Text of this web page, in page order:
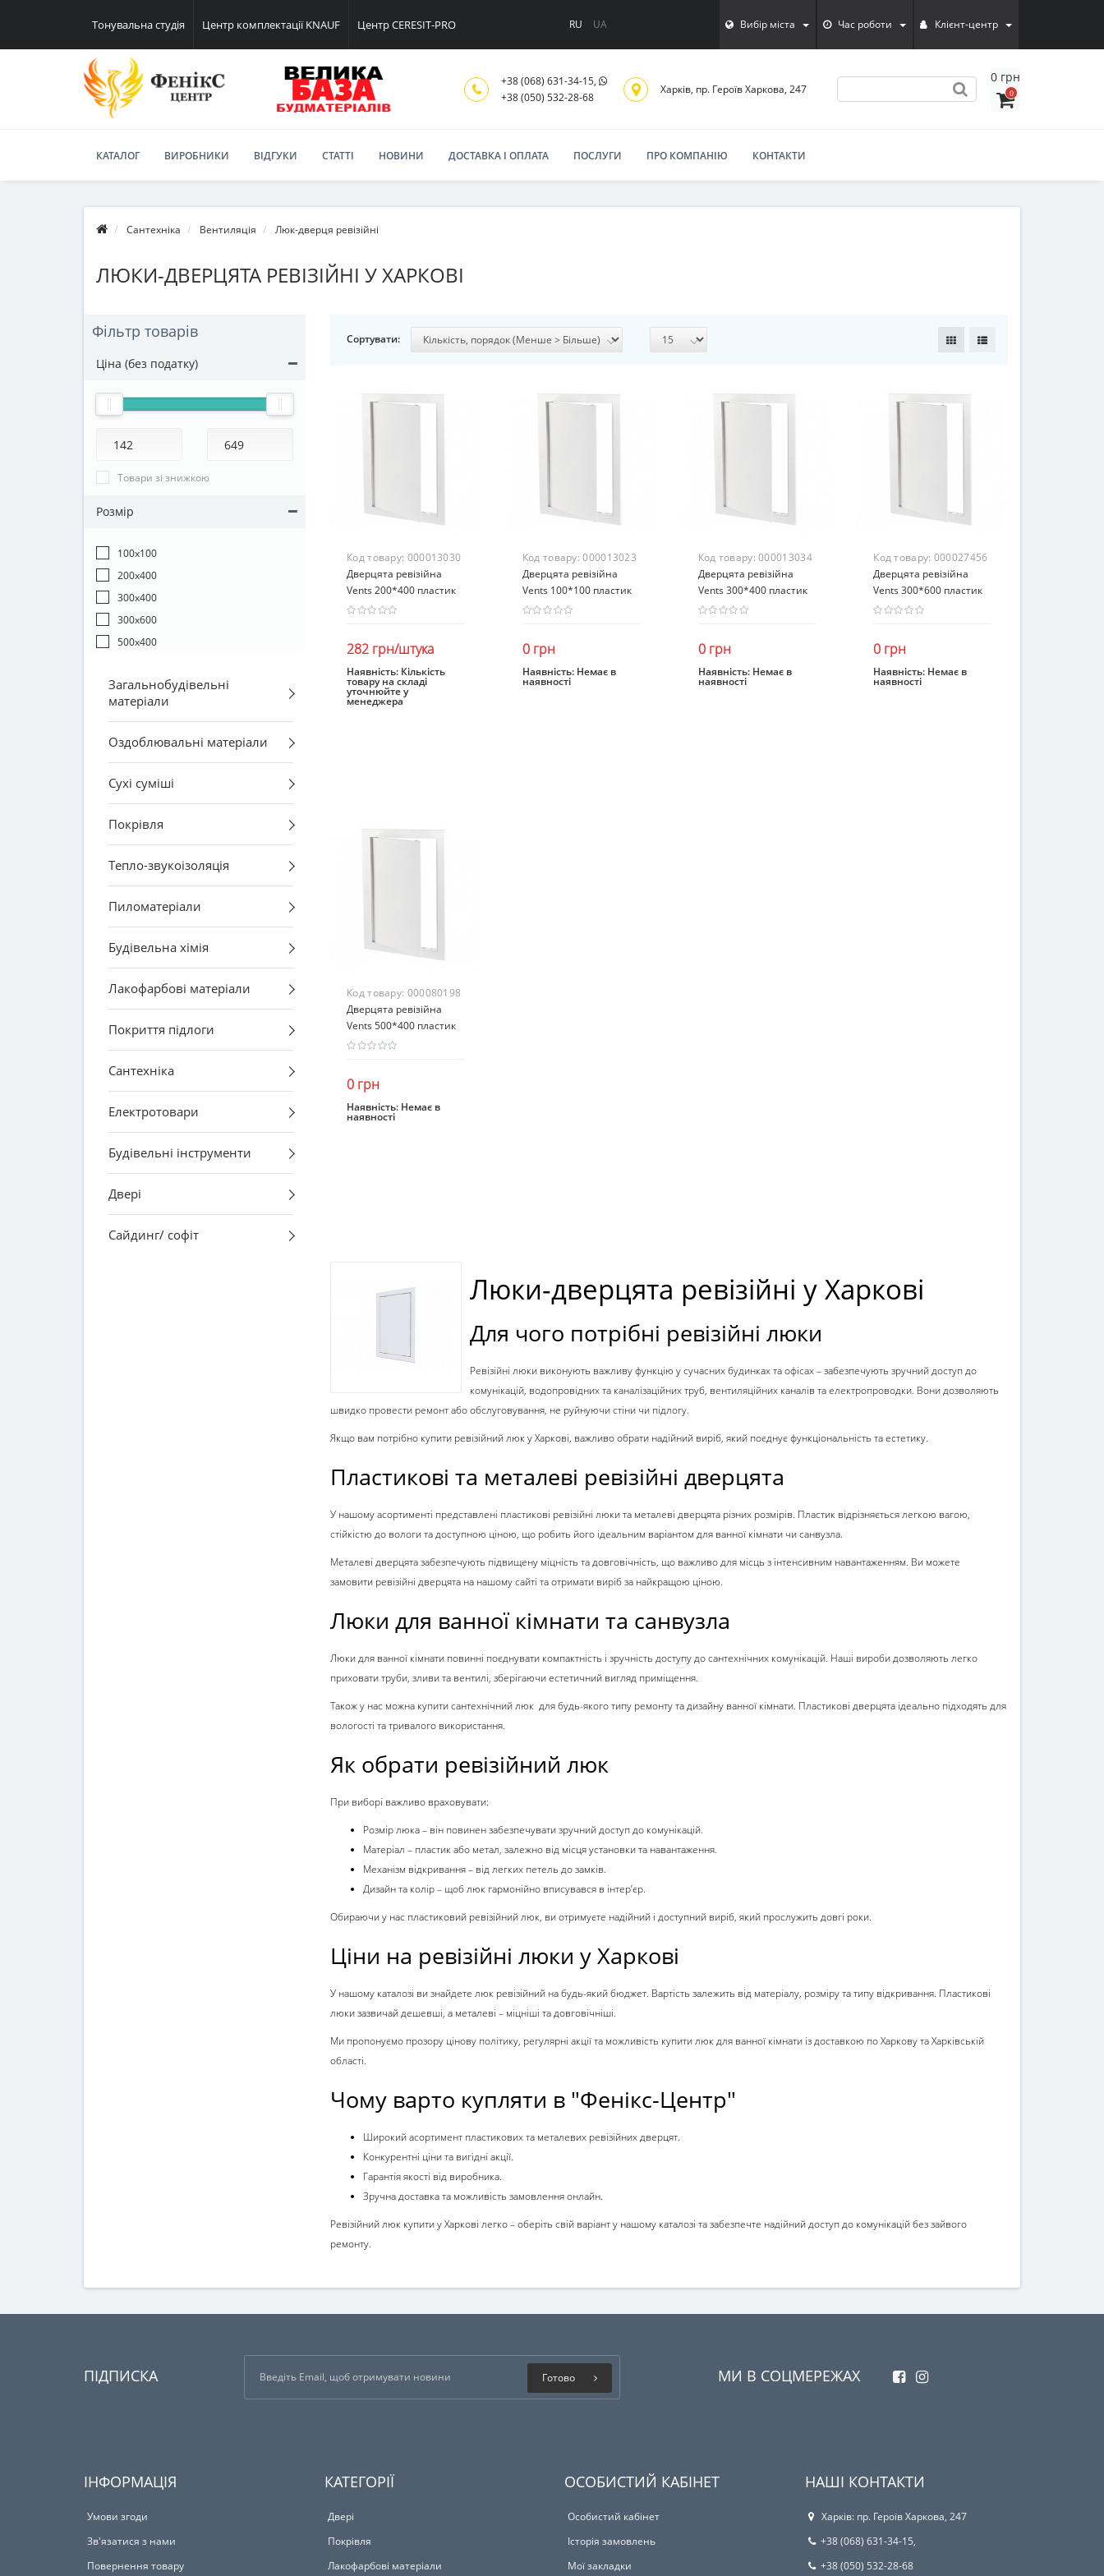
Тонувальна студія Центр комплектації KNAUF Центр CERESIT-PRO RU UA Вибір міста Час роботи Клієнт-центр
+38 (068) 631-34-15,
+38 (050) 532-28-68
Харків, пр. Героїв Харкова, 247
0 грн
0
КАТАЛОГ ВИРОБНИКИ ВІДГУКИ СТАТТІ НОВИНИ ДОСТАВКА І ОПЛАТА ПОСЛУГИ ПРО КОМПАНІЮ КОНТАКТИ
Сантехніка Вентиляція Люк-дверця ревізійні
ЛЮКИ-ДВЕРЦЯТА РЕВІЗІЙНІ У ХАРКОВІ
Фільтр товарів
Ціна (без податку)
Товари зі знижкою
Розмір
100х100
200х400
300х400
300х600
500х400
Загальнобудівельні
матеріали
Оздоблювальні матеріали
Сухі суміші
Покрівля
Тепло-звукоізоляція
Пиломатеріали
Будівельна хімія
Лакофарбові матеріали
Покриття підлоги
Сантехніка
Електротовари
Будівельні інструменти
Двері
Сайдинг/ софіт
Сортувати:
Код товару: 000013030
Дверцята ревізійна
Vents 200*400 пластик
282 грн/штука
В кошик
Наявність: Кількість
товару на складі
уточнюйте у
менеджера
Код товару:000013023
Дверцята ревізійна
Vents 100*100 пластик
0 грн
Закінчився
Наявність: Немає в
наявності
Код товару:000013034
Дверцята ревізійна
Vents 300*400 пластик
0 грн
Закінчився
Наявність: Немає в
наявності
Код товару: 000027456
Дверцята ревізійна
Vents 300*600 пластик
0 грн
Закінчився
Наявність: Немає в
наявності
Код товару: 000080198
Дверцята ревізійна
Vents 500*400 пластик
0 грн
Закінчився
Наявність: Немає в
наявності
Люки-дверцята ревізійні у Харкові
Для чого потрібні ревізійні люки
Ревізійні люки виконують важливу функцію у сучасних будинках та офісах – забезпечують зручний доступ до
комунікацій, водопровідних та каналізаційних труб, вентиляційних каналів та електропроводки. Вони дозволяють
швидко провести ремонт або обслуговування, не руйнуючи стіни чи підлогу.
Якщо вам потрібно купити ревізійний люк у Харкові, важливо обрати надійний виріб, який поєднує функціональність та естетику.
Пластикові та металеві ревізійні дверцята
У нашому асортименті представлені пластикові ревізійні люкита металеві дверцята різних розмірів. Пластик відрізняється легкою вагою,
стійкістю до вологи та доступною ціною, що робить його ідеальним варіантом для ванної кімнати чи санвузла.
Металеві дверцята забезпечують підвищену міцність та довговічність, що важливо для місць з інтенсивним навантаженням. Ви можете
замовити ревізійні дверцята на нашому сайті та отримати виріб за найкращою ціною.
Люки для ванної кімнати та санвузла
Люки для ванної кімнати повинні поєднувати компактність і зручність доступу до сантехнічних комунікацій. Наші вироби дозволяють легко
приховати труби, зливи та вентилі, зберігаючи естетичний вигляд приміщення.
Також у нас можна купитисантехнічний люк для будь-якого типу ремонту та дизайну ванної кімнати. Пластикові дверцята ідеально підходять для
вологості та тривалого використання.
Як обрати ревізійний люк
При виборі важливо враховувати:
Розмір люка– він повинен забезпечувати зручний доступ до комунікацій.
Матеріал – пластик або метал, залежно від місця установки та навантаження.
Механізм відкривання– від легких петель до замків.
Дизайн та колір– щоб люк гармонійно вписувався в інтер’єр.
Обираючи у нас пластиковий ревізійний люк, ви отримуєте надійний і доступний виріб, який прослужить довгі роки.
Ціни на ревізійні люки у Харкові
У нашому каталозі ви знайдете люк ревізійний на будь-який бюджет. Вартість залежить від матеріалу, розміру та типу відкривання. Пластикові
люки зазвичай дешевші, а металеві – міцніші та довговічніші.
Ми пропонуємо прозору цінову політику, регулярні акції та можливість купити люк для ванної кімнати із доставкою по Харкову та Харківській
області.
Чому варто купляти в "Фенікс-Центр"
Широкий асортимент пластикових та металевих ревізійних дверцят.
Конкурентні ціни та вигідні акції.
Гарантія якості від виробника.
Зручна доставка та можливість замовлення онлайн.
Ревізійний люк купити у Харкові легко – оберіть свій варіант у нашому каталозі та забезпечте надійний доступ до комунікацій без зайвого
ремонту.
ПІДПИСКА Готово МИ В СОЦМЕРЕЖАХ
ІНФОРМАЦІЯ
Умови згоди
Зв'язатися з нами
Повернення товару
КАТЕГОРІЇ
Двері
Покрівля
Лакофарбові матеріали
ОСОБИСТИЙ КАБІНЕТ
Особистий кабінет
Історія замовлень
Мої закладки
НАШІ КОНТАКТИ
Харків: пр. Героїв Харкова, 247
+38 (068) 631-34-15,
+38 (050) 532-28-68